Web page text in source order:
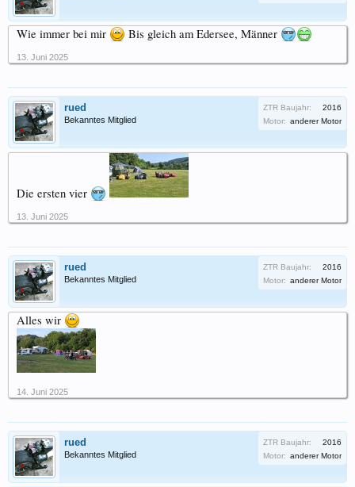
Wie immer bei mir Bis gleich am Edersee, Männer
13. Juni 2025
rued
Bekanntes Mitglied
ZTR Baujahr:
2016
Motor: anderer Motor
Die ersten vier
13. Juni 2025
rued
Bekanntes Mitglied
ZTR Baujahr:
2016
Motor: anderer Motor
Alles wir
14. Juni 2025
rued
Bekanntes Mitglied
ZTR Baujahr:
2016
Motor: anderer Motor